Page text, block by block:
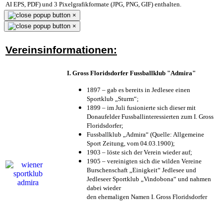
AI EPS, PDF) und 3 Pixelgrafikformate (JPG, PNG, GIF) enthalten.
×
×
Vereinsinformationen:
I. Gross Floridsdorfer Fussballklub "Admira"
1897 – gab es bereits in Jedlesee einen
Sportklub „Sturm“;
1899 – im Juli fusionierte sich dieser mit
Donaufelder Fussballinteressierten zum I. Gross
Floridsdorfer;
Fussballklub „Admira“ (Quelle: Allgemeine
Sport Zeitung, vom 04.03.1900);
1903 – löste sich der Verein wieder auf;
1905 – vereinigten sich die wilden Vereine
Burschenschaft „Einigkeit“ Jedlesee und
Jedleseer Sportklub „Vindobona“ und nahmen
dabei wieder
den ehemaligen Namen I. Gross Floridsdorfer